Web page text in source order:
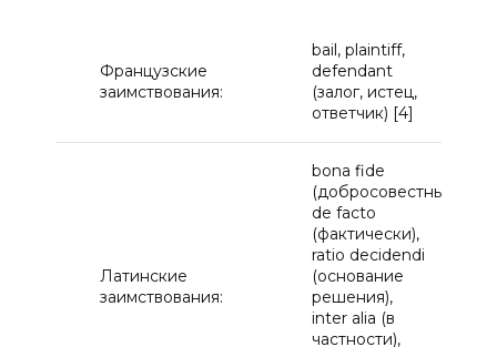
Французские
заимствования:
bail, plaintiff,
defendant
(залог, истец,
ответчик) [4]
Латинские
заимствования:
bona fide
(добросовестный)
de facto
(фактически),
ratio decidendi
(основание
решения),
inter alia (в
частности),